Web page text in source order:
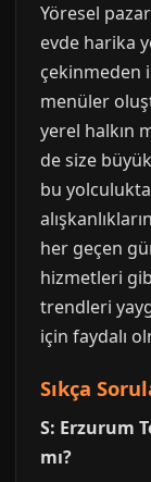
Yöresel
evde harika
çekinmeden
menüler
yerel halkın
de size
bu
her geçen
hizmetleri
trendleri
için faydalı
Sıkça
S: Erzurum
mı?